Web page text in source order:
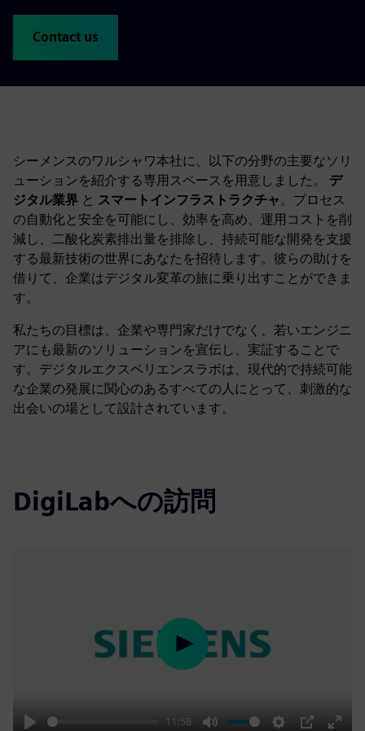
Contact us
シーメンスのワルシャワ本社に、以下の分野の主要なソリ
ューションを紹介する専用スペースを用意しました。 デ
ジタル業界 と スマートインフラストラクチャ 。プロセス
の自動化と安全を可能にし、効率を高め、運用コストを削
減し、二酸化炭素排出量を排除し、持続可能な開発を支援
する最新技術の世界にあなたを招待します。彼らの助けを
借りて、企業はデジタル変革の旅に乗り出すことができま
す。
私たちの目標は、企業や専門家だけでなく、若いエンジニ
アにも最新のソリューションを宣伝し、実証することで
す。デジタルエクスペリエンスラボは、現代的で持続可能
な企業の発展に関心のあるすべての人にとって、刺激的な
出会いの場として設計されています。
DigiLabへの訪問
11:58
Play